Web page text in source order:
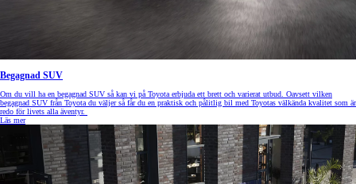
Begagnad SUV
Om du vill ha en begagnad SUV så kan vi på Toyota erbjuda ett brett och varierat utbud. Oavsett vilken
begagnad SUV från Toyota du väljer så får du en praktisk och pålitlig bil med Toyotas välkända kvalitet som är
redo för livets alla äventyr.
Läs mer